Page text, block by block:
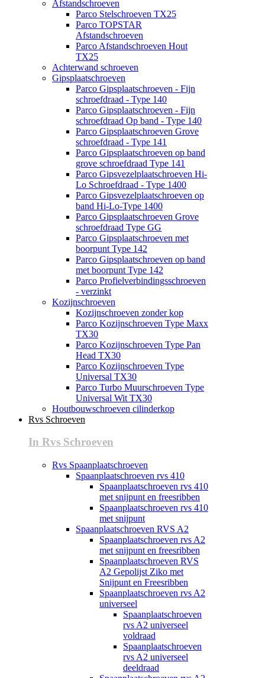
Afstandschroeven
Parco Stelschroeven TX25
Parco TOPSTAR
Afstandschroeven
Parco Afstandschroeven Hout
TX25
Achterwand schroeven
Gipsplaatschroeven
Parco Gipsplaatschroeven - Fijn
schroefdraad - Type 140
Parco Gipsplaatschroeven - Fijn
schroefdraad Op band - Type 140
Parco Gipsplaatschroeven Grove
schroefdraad - Type 141
Parco Gipsplaatschroeven op band
grove schroefdraad Type 141
Parco Gipsvezelplaatschroeven Hi-
Lo Schroefdraad - Type 1400
Parco Gipsvezelplaatschroeven op
band Hi-Lo-Type 1400
Parco Gipsplaatschroeven Grove
schroefdraad Type GG
Parco Gipsplaatschroeven met
boorpunt Type 142
Parco Gipsplaatschroeven op band
met boorpunt Type 142
Parco Profielverbindingsschroeven
- verzinkt
Kozijnschroeven
Kozijnschroeven zonder kop
Parco Kozijnschroeven Type Maxx
TX30
Parco Kozijnschroeven Type Pan
Head TX30
Parco Kozijnschroeven Type
Universal TX30
Parco Turbo Muurschroeven Type
Universal Wit TX30
Houtbouwschroeven cilinderkop
Rvs Schroeven
In Rvs Schroeven
Rvs Spaanplaatschroeven
Spaanplaatschroeven rvs 410
Spaanplaatschroeven rvs 410
met snijpunt en freesribben
Spaanplaatschroeven rvs 410
met snijpunt
Spaanplaatschroeven RVS A2
Spaanplaatschroeven rvs A2
met snijpunt en freesribben
Spaanplaatschroeven RVS
A2 Gepolijst Ziko met
Snijpunt en Freesribben
Spaanplaatschroeven rvs A2
universeel
Spaanplaatschroeven
rvs A2 universeel
voldraad
Spaanplaatschroeven
rvs A2 universeel
deeldraad